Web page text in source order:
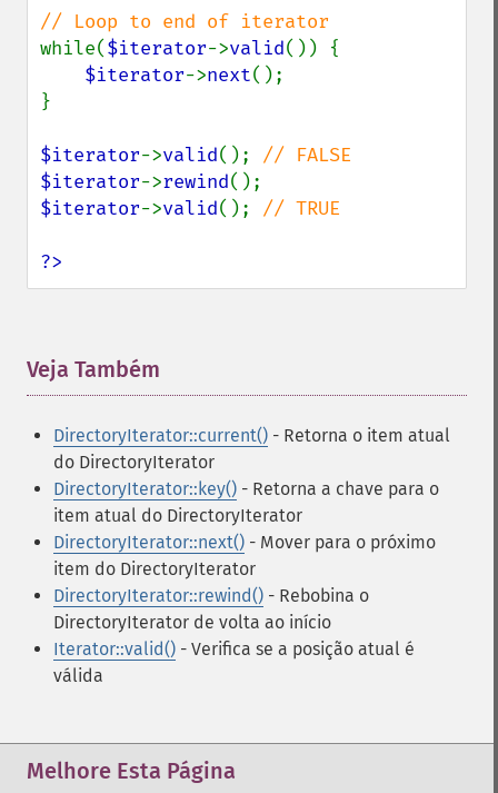
while($iterator->valid()) {
$iterator->next();
}
$iterator->valid();
$iterator->rewind
$iterator->valid(); // TRUE
?>
Veja Também
DirectoryIterator::current() - Retorna o item atual
do DirectoryIterator
DirectoryIterator::key() - Retorna a chave para o
item atual do DirectoryIterator
DirectoryIterator::next() - Mover para o próximo
item do DirectoryIterator
DirectoryIterator::rewind() - Rebobina o
DirectoryIterator de volta ao início
Iterator::valid() - Verifica se a posição atual é
válida
Melhore Esta Página